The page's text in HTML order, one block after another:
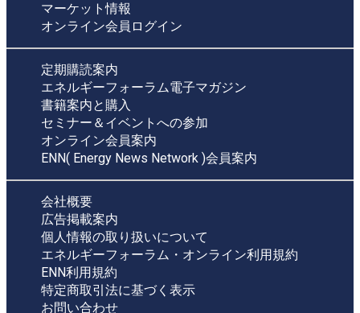
マーケット情報
オンライン会員ログイン
定期購読案内
エネルギーフォーラム電子マガジン
書籍案内と購入
セミナー＆イベントへの参加
オンライン会員案内
ENN( Energy News Network )会員案内
会社概要
広告掲載案内
個人情報の取り扱いについて
エネルギーフォーラム・オンライン利用規約
ENN利用規約
特定商取引法に基づく表示
お問い合わせ